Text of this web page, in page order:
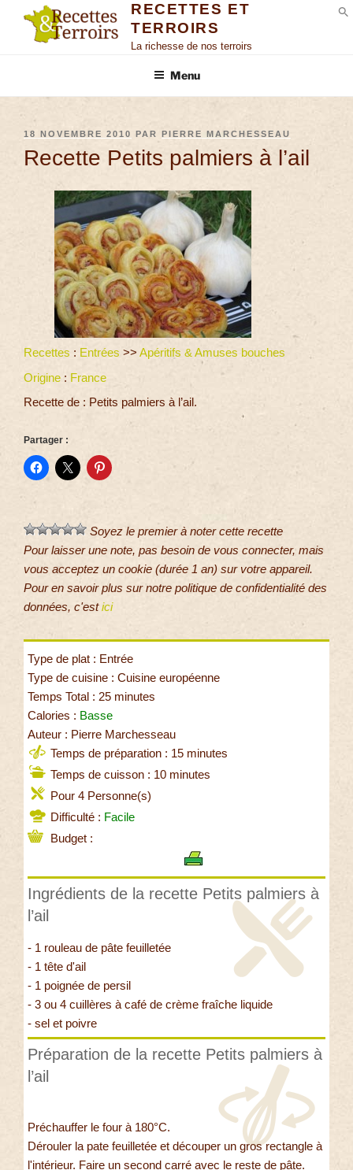
RECETTES ET
TERROIRS
La richesse de nos terroirs
Menu
18 NOVEMBRE 2010 PAR PIERRE MARCHESSEAU
Recette Petits palmiers à l’ail
Recettes : Entrées >> Apéritifs & Amuses bouches
Origine : France
Recette de : Petits palmiers à l’ail.
Partager :
Soyez le premier à noter cette recette
Pour laisser une note, pas besoin de vous connecter, mais
vous acceptez un cookie (durée 1 an) sur votre appareil.
Pour en savoir plus sur notre politique de confidentialité des
données, c'estici
Type de plat : Entrée
Type de cuisine : Cuisine européenne
Temps Total : 25 minutes
Calories : Basse
Auteur : Pierre Marchesseau
Temps de préparation : 15 minutes
Temps de cuisson : 10 minutes
Pour 4 Personne(s)
Difficulté : Facile
Budget :
Ingrédients de la recette Petits palmiers à
l’ail
- 1 rouleau de pâte feuilletée
- 1 tête d'ail
- 1 poignée de persil
- 3 ou 4 cuillères à café de crème fraîche liquide
- sel et poivre
Préparation de la recette Petits palmiers à
l’ail
Préchauffer le four à 180°C.
Dérouler la pate feuilletée et découper un gros rectangle à
l'intérieur. Faire un second carré avec le reste de pâte.